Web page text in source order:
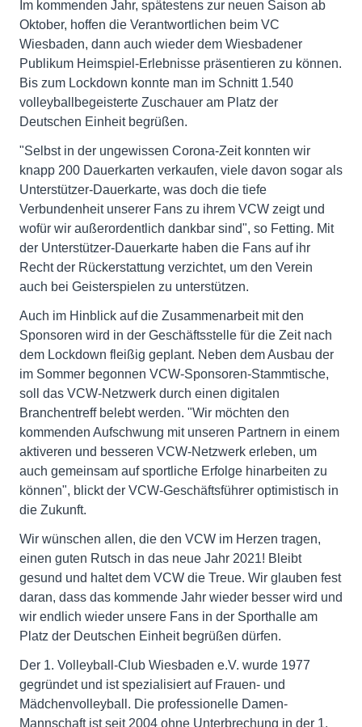
Im kommenden Jahr, spätestens zur neuen Saison ab
Oktober, hoffen die Verantwortlichen beim VC
Wiesbaden, dann auch wieder dem Wiesbadener
Publikum Heimspiel-Erlebnisse präsentieren zu können.
Bis zum Lockdown konnte man im Schnitt 1.540
volleyballbegeisterte Zuschauer am Platz der
Deutschen Einheit begrüßen.
"Selbst in der ungewissen Corona-Zeit konnten wir
knapp 200 Dauerkarten verkaufen, viele davon sogar als
Unterstützer-Dauerkarte, was doch die tiefe
Verbundenheit unserer Fans zu ihrem VCW zeigt und
wofür wir außerordentlich dankbar sind", so Fetting. Mit
der Unterstützer-Dauerkarte haben die Fans auf ihr
Recht der Rückerstattung verzichtet, um den Verein
auch bei Geisterspielen zu unterstützen.
Auch im Hinblick auf die Zusammenarbeit mit den
Sponsoren wird in der Geschäftsstelle für die Zeit nach
dem Lockdown fleißig geplant. Neben dem Ausbau der
im Sommer begonnen VCW-Sponsoren-Stammtische,
soll das VCW-Netzwerk durch einen digitalen
Branchentreff belebt werden. "Wir möchten den
kommenden Aufschwung mit unseren Partnern in einem
aktiveren und besseren VCW-Netzwerk erleben, um
auch gemeinsam auf sportliche Erfolge hinarbeiten zu
können", blickt der VCW-Geschäftsführer optimistisch in
die Zukunft.
Wir wünschen allen, die den VCW im Herzen tragen,
einen guten Rutsch in das neue Jahr 2021! Bleibt
gesund und haltet dem VCW die Treue. Wir glauben fest
daran, dass das kommende Jahr wieder besser wird und
wir endlich wieder unsere Fans in der Sporthalle am
Platz der Deutschen Einheit begrüßen dürfen.
Der 1. Volleyball-Club Wiesbaden e.V. wurde 1977
gegründet und ist spezialisiert auf Frauen- und
Mädchenvolleyball. Die professionelle Damen-
Mannschaft ist seit 2004 ohne Unterbrechung in der 1.